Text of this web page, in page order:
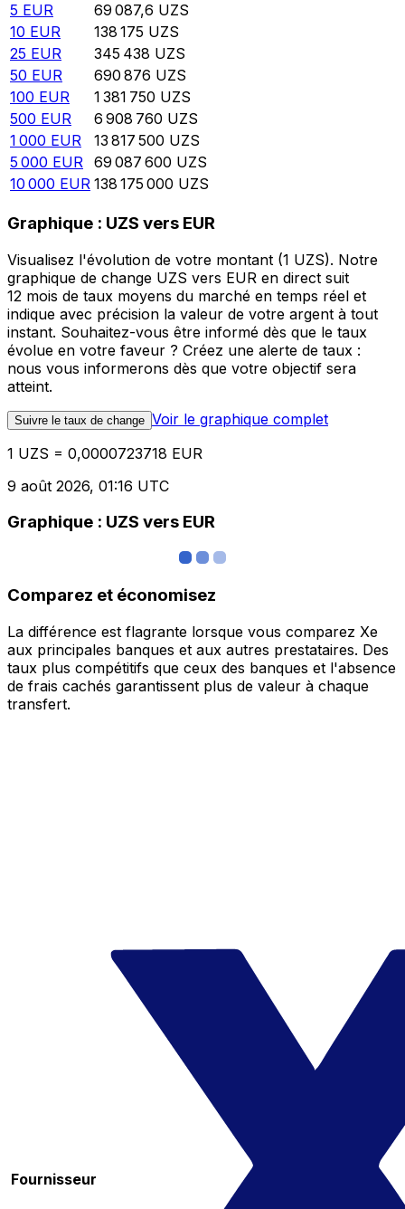
5 EUR 69 087,6 UZS
10 EUR 138 175 UZS
25 EUR 345 438 UZS
50 EUR 690 876 UZS
100 EUR 1 381 750 UZS
500 EUR 6 908 760 UZS
1 000 EUR 13 817 500 UZS
5 000 EUR 69 087 600 UZS
10 000 EUR 138 175 000 UZS
Graphique : UZS vers EUR
Visualisez l'évolution de votre montant (1 UZS). Notre
graphique de change UZS vers EUR en direct suit
12 mois de taux moyens du marché en temps réel et
indique avec précision la valeur de votre argent à tout
instant. Souhaitez-vous être informé dès que le taux
évolue en votre faveur ? Créez une alerte de taux :
nous vous informerons dès que votre objectif sera
atteint.
Suivre le taux de change Voir le graphique complet
1 UZS = 0,0000723718 EUR
9 août 2026, 01:16 UTC
Graphique : UZS vers EUR
Comparez et économisez
La différence est flagrante lorsque vous comparez Xe
aux principales banques et aux autres prestataires. Des
taux plus compétitifs que ceux des banques et l'absence
de frais cachés garantissent plus de valeur à chaque
transfert.
Fournisseur